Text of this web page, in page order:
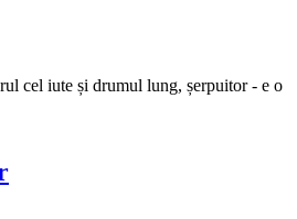
cel iute și drumul lung, șerpuitor - e o